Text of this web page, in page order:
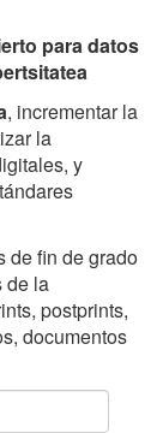
para datos
, incrementar la
la
y
de fin de grado
de la
postprints,
documentos